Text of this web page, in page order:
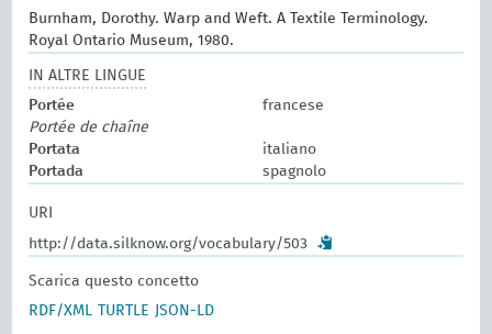
Burnham, Dorothy. Warp and Weft. A Textile Terminology.
Royal Ontario Museum, 1980.
IN ALTRE LINGUE
Portée
francese
Portée de chaîne
Portata
italiano
Portada
spagnolo
URI
http://data.silknow.org/vocabulary/503
Scarica questo concetto
RDF/XML
TURTLE JSON-LD